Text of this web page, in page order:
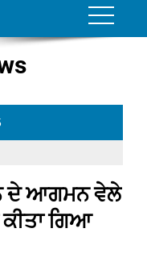
ਦੇ ਆਗਮਨ ਵੇਲੇ
ਗਿਆ